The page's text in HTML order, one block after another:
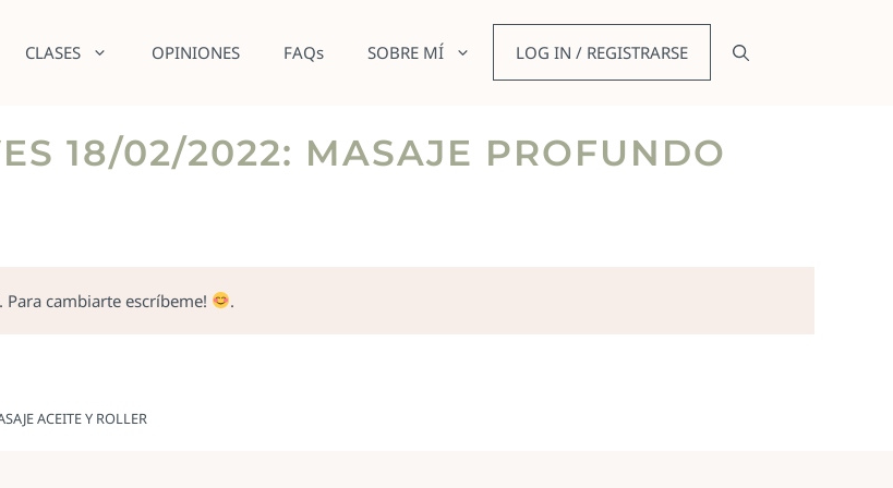
CLASES OPINIONES FAQs SOBRE MÍ LOG IN / REGISTRARSE
18/02/2022: MASAJE PROFUNDO
cambiarte escríbeme! .
ACEITE Y ROLLER